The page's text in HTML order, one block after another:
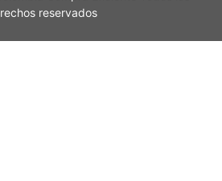
reservados